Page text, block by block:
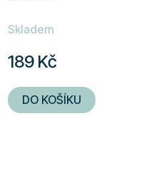
hodnocení
produktu
je
5,0
z
Skladem
189 Kč
DO KOŠÍKU